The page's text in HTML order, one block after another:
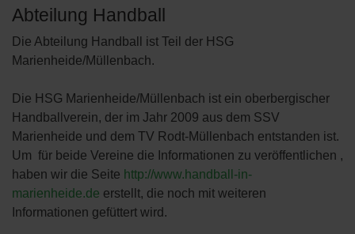
Abteilung Handball
Die Abteilung Handball ist Teil der HSG
Marienheide/Müllenbach.
Die HSG Marienheide/Müllenbach ist ein oberbergischer
Handballverein, der im Jahr 2009 aus dem SSV
Marienheide und dem TV Rodt-Müllenbach entstanden ist.
Um für beide Vereine die Informationen zu veröffentlichen ,
haben wir die Seite http://www.handball-in-
marienheide.de erstellt, die noch mit weiteren
Informationen gefüttert wird.